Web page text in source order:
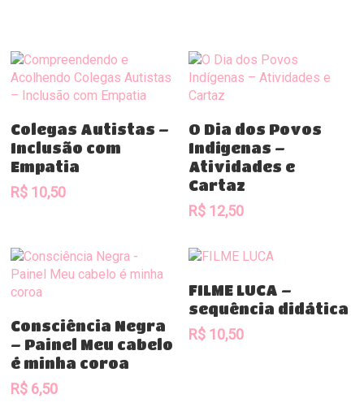
Comprar
Colegas Autistas –
Inclusão com
Empatia
R$ 10,50
Comprar
O Dia dos Povos
Indígenas –
Atividades e
Cartaz
R$12,50
Comprar
Consciência Negra
– Painel Meu cabelo
é minha coroa
R$ 6,50
Comprar
FILME LUCA –
sequência didática
R$10,50